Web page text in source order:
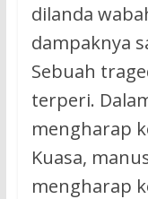
dilanda
dampaknya
Sebuah
terperi.
mengharap
Kuasa,
mengharap